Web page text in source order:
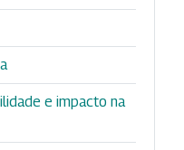
e impacto na